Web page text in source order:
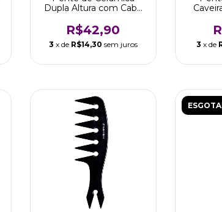
Dupla Altura com Cabo
R$42,90
3 x de R$14,30 sem juros 3 x de